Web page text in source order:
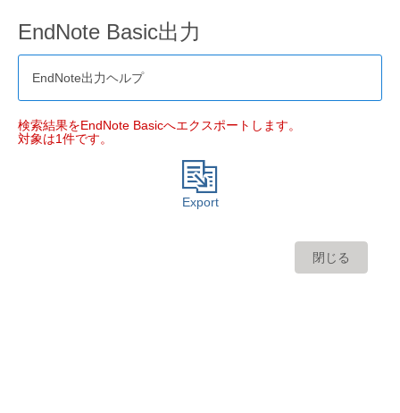
EndNote Basic出力
EndNote出力ヘルプ
検索結果をEndNote Basicへエクスポートします。
対象は1件です。
Export